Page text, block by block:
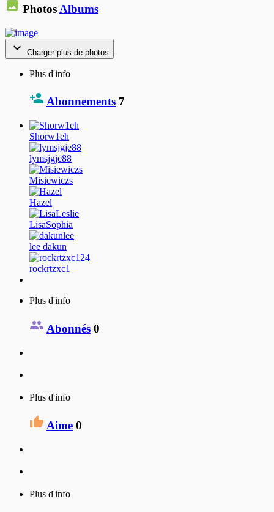
Photos Albums
Charger plus de photos
Plus d'info
Abonnements 7
Shorw1eh
lymsjgje88
Misiewiczs
Hazel
LisaSophia
lee dakun
rockrtzxc1
Plus d'info
Abonnés 0
Plus d'info
Aime 0
Plus d'info